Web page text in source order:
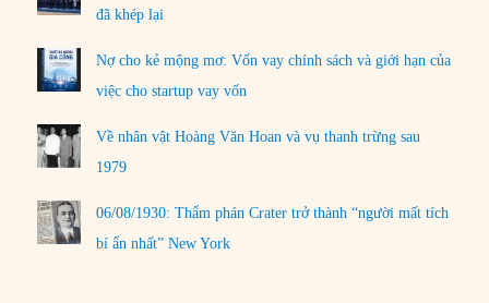
đã khép lại
Nợ cho kẻ mộng mơ: Vốn vay chính sách và giới hạn của
việc cho startup vay vốn
Về nhân vật Hoàng Văn Hoan và vụ thanh trừng sau
1979
06/08/1930: Thẩm phán Crater trở thành “người mất tích
bí ẩn nhất” New York